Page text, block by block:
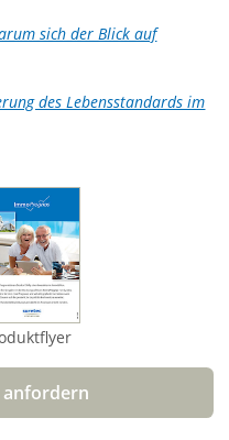
sich der Blick auf
des Lebensstandards im